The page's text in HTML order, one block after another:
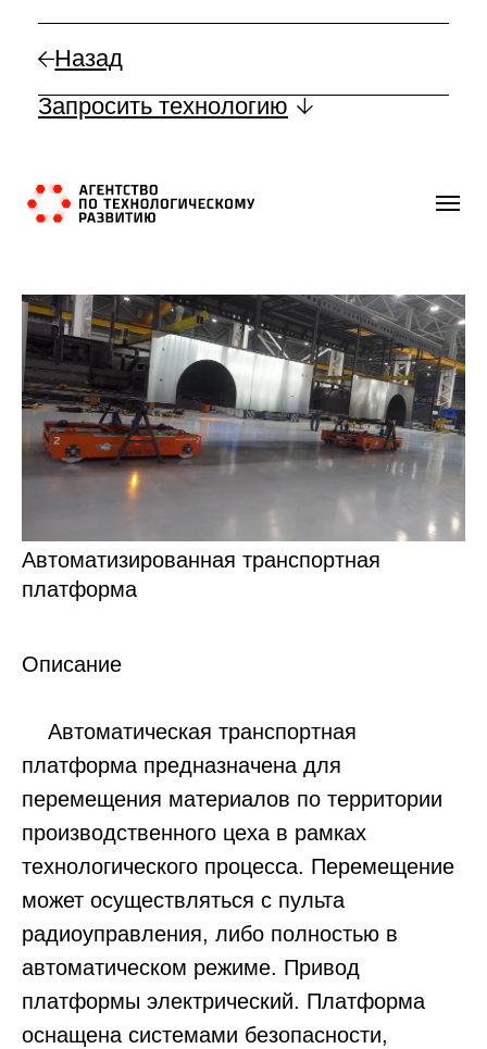
Запросить технологию
Автоматизированная транспортная
платформа
Описание
Автоматическая транспортная
платформа предназначена для
перемещения материалов по территории
производственного цеха в рамках
технологического процесса. Перемещение
может осуществляться с пульта
радиоуправления, либо полностью в
автоматическом режиме. Привод
платформы электрический. Платформа
оснащена системами безопасности,